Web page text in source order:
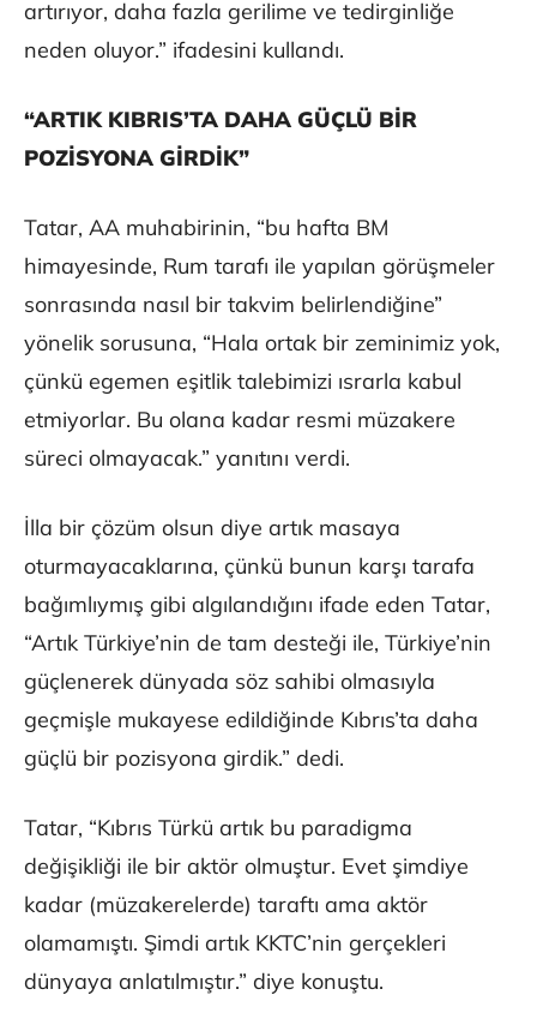
artırıyor, daha fazla gerilime ve tedirginliğe
neden oluyor.” ifadesini kullandı.
“ARTIK KIBRIS’TA DAHA GÜÇLÜ BİR
POZİSYONA GİRDİK”
Tatar, AA muhabirinin, “bu hafta BM
himayesinde, Rum tarafı ile yapılan görüşmeler
sonrasında nasıl bir takvim belirlendiğine”
yönelik sorusuna, “Hala ortak bir zeminimiz yok,
çünkü egemen eşitlik talebimizi ısrarla kabul
etmiyorlar. Bu olana kadar resmi müzakere
süreci olmayacak.” yanıtını verdi.
İlla bir çözüm olsun diye artık masaya
oturmayacaklarına, çünkü bunun karşı tarafa
bağımlıymış gibi algılandığını ifade eden Tatar,
“Artık Türkiye’nin de tam desteği ile, Türkiye’nin
güçlenerek dünyada söz sahibi olmasıyla
geçmişle mukayese edildiğinde Kıbrıs’ta daha
güçlü bir pozisyona girdik.” dedi.
Tatar, “Kıbrıs Türkü artık bu paradigma
değişikliği ile bir aktör olmuştur. Evet şimdiye
kadar (müzakerelerde) taraftı ama aktör
olamamıştı. Şimdi artık KKTC’nin gerçekleri
dünyaya anlatılmıştır.” diye konuştu.